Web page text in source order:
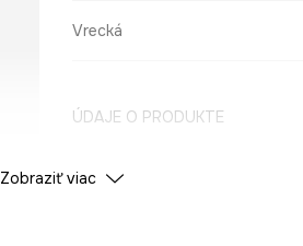
Vrecká
ÚDAJE O PRODUKTE
Farba
Zobraziť viac